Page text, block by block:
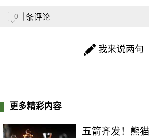
0 条评论
我来说两句
更多精彩内容
五箭齐发！熊